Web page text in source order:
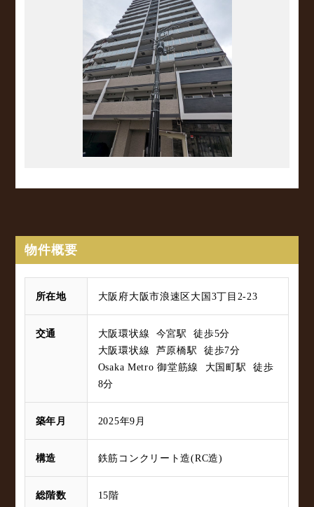
物件概要
所在地 大阪府大阪市浪速区大国3丁目2-23
交通
大阪環状線 今宮駅 徒歩5分
大阪環状線 芦原橋駅 徒歩7分
Osaka Metro 御堂筋線 大国町駅 徒歩
8分
築年月 2025年9月
構造 鉄筋コンクリート造(RC造)
総階数 15階